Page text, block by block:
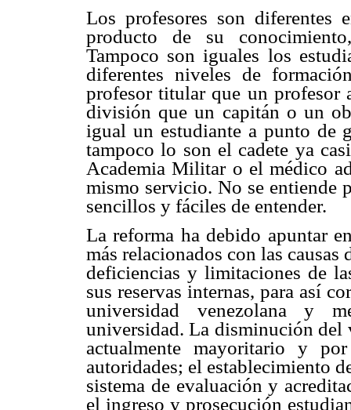
Los profesores son diferentes
producto de su
Tampoco son iguales los
diferentes niveles de
profesor titular que un profesor
división que un capitán o un
igual un estudiante a punto de
tampoco lo son el cadete ya
Academia Militar o el médico
mismo servicio. No se entiende
sencillos y fáciles de entender.
La reforma ha debido apuntar
más relacionados con las
deficiencias y limitaciones de
sus reservas internas, para así
universidad venezolana y
universidad. La disminución del
actualmente mayoritario y
autoridades; el establecimiento
sistema de evaluación y
el ingreso y prosecución